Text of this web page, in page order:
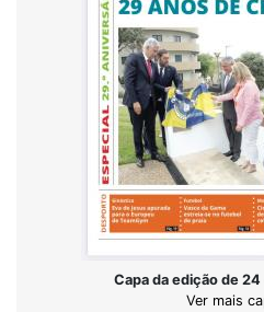
Capa da edição de
Ver mais